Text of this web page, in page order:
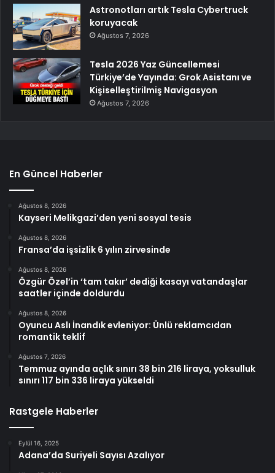
Astronotları artık Tesla Cybertruck
koruyacak
Ağustos 7, 2026
Tesla 2026 Yaz Güncellemesi
Türkiye’de Yayında: Grok Asistanı ve
Kişiselleştirilmiş Navigasyon
Ağustos 7, 2026
En Güncel Haberler
Ağustos 8, 2026
Kayseri Melikgazi’den yeni sosyal tesis
Ağustos 8, 2026
Fransa’da işsizlik 6 yılın zirvesinde
Ağustos 8, 2026
Özgür Özel’in ‘tam takır’ dediği kasayı vatandaşlar
saatler içinde doldurdu
Ağustos 8, 2026
Oyuncu Aslı İnandık evleniyor: Ünlü reklamcıdan
romantik teklif
Ağustos 7, 2026
Temmuz ayında açlık sınırı 38 bin 216 liraya, yoksulluk
sınırı 117 bin 336 liraya yükseldi
Rastgele Haberler
Eylül 16, 2025
Adana’da Suriyeli Sayısı Azalıyor